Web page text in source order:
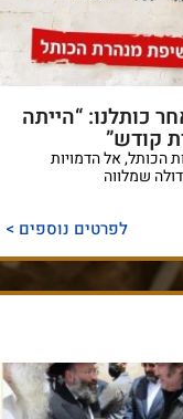
כותלנו: “הייתה
קודש”
הכותל, אל הדמויות
שמלווה
לפרטים נוספים >